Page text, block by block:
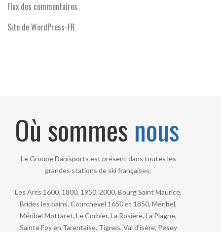
Flux des commentaires
Site de WordPress-FR
Où sommes nous
Le Groupe Danisports est présent dans toutes les
grandes stations de ski françaises:
Les Arcs 1600, 1800, 1950, 2000, Bourg Saint Maurice,
Brides les bains, Courchevel 1650 et 1850, Méribel,
Méribel Mottaret, Le Corbier, La Rosière, La Plagne,
Sainte Foy en Tarentaise, Tignes, Val d'isère, Pesey